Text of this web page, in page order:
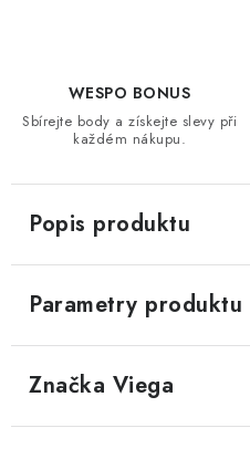
WESPO BONUS
Sbírejte body a získejte slevy při
každém nákupu.
Popis produktu
Parametry produktu
Značka Viega